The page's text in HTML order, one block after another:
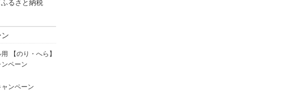
るさと納税
【のり・へら】
ペーン
ンペーン